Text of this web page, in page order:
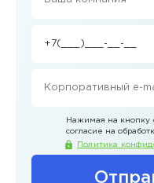
Нажимая на кнопку
согласие на
Политика